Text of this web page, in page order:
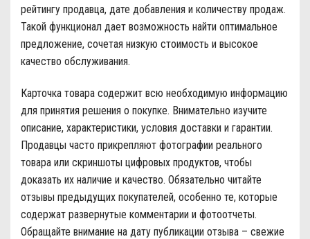
рейтингу продавца, дате добавления и количеству продаж.
Такой функционал дает возможность найти оптимальное
предложение, сочетая низкую стоимость и высокое
качество обслуживания.
Карточка товара содержит всю необходимую информацию
для принятия решения о покупке. Внимательно изучите
описание, характеристики, условия доставки и гарантии.
Продавцы часто прикрепляют фотографии реального
товара или скриншоты цифровых продуктов, чтобы
доказать их наличие и качество. Обязательно читайте
отзывы предыдущих покупателей, особенно те, которые
содержат развернутые комментарии и фотоотчеты.
Обращайте внимание на дату публикации отзыва – свежие